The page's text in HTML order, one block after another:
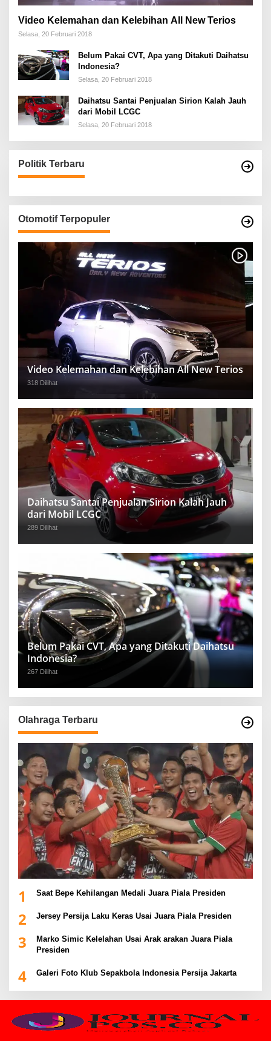
Video Kelemahan dan Kelebihan All New Terios
Selasa, 20 Februari 2018
Belum Pakai CVT, Apa yang Ditakuti Daihatsu
Indonesia?
Selasa, 20 Februari 2018
Daihatsu Santai Penjualan Sirion Kalah Jauh
dari Mobil LCGC
Selasa, 20 Februari 2018
Politik Terbaru
Otomotif Terpopuler
Video Kelemahan dan Kelebihan All New Terios
318 Dilihat
Daihatsu Santai Penjualan Sirion Kalah Jauh
dari Mobil LCGC
289 Dilihat
Belum Pakai CVT, Apa yang Ditakuti Daihatsu
Indonesia?
267 Dilihat
Olahraga Terbaru
1 Saat Bepe Kehilangan Medali Juara Piala Presiden
2 Jersey Persija Laku Keras Usai Juara Piala Presiden
3
Marko Simic Kelelahan Usai Arak arakan Juara Piala
Presiden
4 Galeri Foto Klub Sepakbola Indonesia Persija Jakarta